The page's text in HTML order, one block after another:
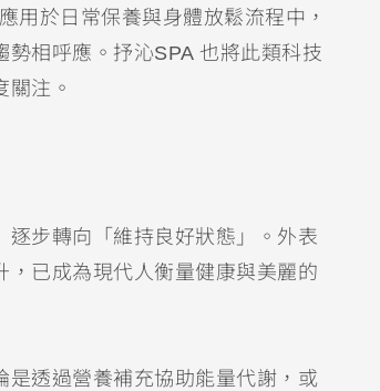
用於日常保養與身體放鬆流程中，
相呼應。抒沁SPA 也將此類科技
注。
步轉向「維持良好狀態」。外表
已成為現代人衡量健康與美麗的
透過營養補充協助能量代謝，或